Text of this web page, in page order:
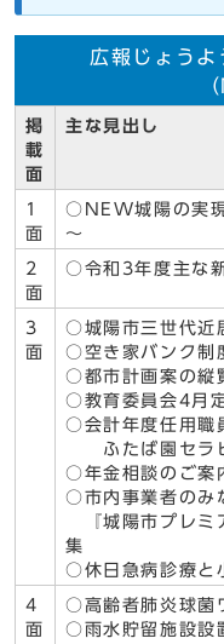
広報じょう
掲
載
面
主な見出し
1
面
○NEW城陽の実
～
2
面
○令和3年度主な
3
面
○城陽市三世代近
○空き家バンク制
○都市計画案の縦
○教育委員会4月
○会計年度任用職
ふたば園セラピ
○年金相談のご案
○市内事業者のみ
『城陽市プレミ
集
○休日急病診療と
4
面
○高齢者肺炎球菌
○雨水貯留施設設